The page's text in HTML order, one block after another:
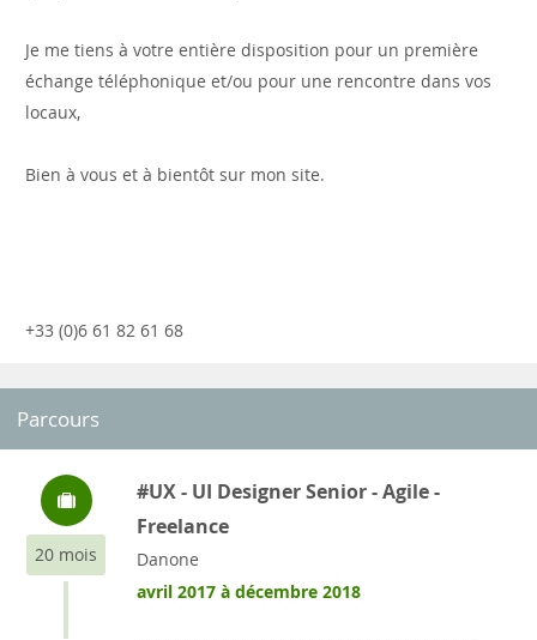
Je me tiens à votre entière disposition pour un première
échange téléphonique et/ou pour une rencontre dans vos
locaux,
Bien à vous et à bientôt sur mon site.
+33 (0)6 61 82 61 68
Parcours
20 mois
#UX - UI Designer Senior - Agile -
Freelance
Danone
avril 2017 à décembre 2018